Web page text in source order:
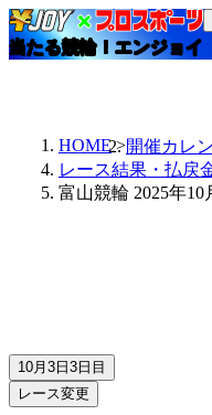
当たる競輪！エンジョイ
HOME 開催カレ
レース結果・払戻
富山競輪 2025年
10月3日 3日目
レース変更